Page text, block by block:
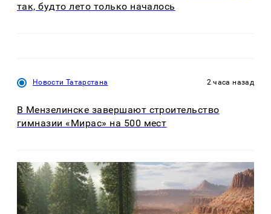
так, будто лето только началось
Новости Татарстана 2 часа назад
В Мензелинске завершают строительство
гимназии «Мирас» на 500 мест